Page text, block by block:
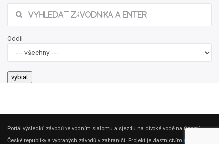
Oddíl
Portál výsledků závodů ve vodním slalomu a sjezdu na divoké vodě na území
České republiky a vybraných závodů v zahraničí. Projekt je vlastnictvím ČSK DV